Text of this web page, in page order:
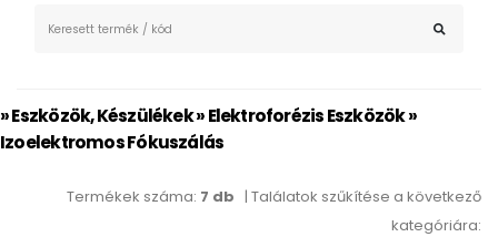
» Eszközök, Készülékek » Elektroforézis Eszközök »
Izoelektromos Fókuszálás
Termékek száma: 7 db | Találatok szűkítése a következő
kategóriára: